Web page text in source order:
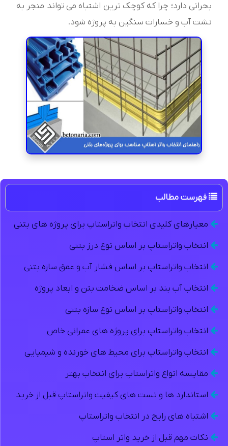
بحرانی دارد؛ چرا که کوچک ترین اشتباه می تواند منجر به
نشت آب و خسارات سنگین به پروژه شود.
فهرست مطالب
معيارهای کليدی انتخاب واتراستاپ برای پروژه های بتنی
انتخاب واتراستاپ بر اساس نوع درز بتنی
انتخاب واتراستاپ بر اساس فشار آب و عمق سازه بتنی
انتخاب آب بند بر اساس ضخامت بتن و ابعاد پروژه
انتخاب واتراستاپ بر اساس نوع سازه بتنی
انتخاب واتراستاپ برای پروژه های عمرانی خاص
انتخاب واتراستاپ برای محيط های خورنده و شيميايی
مقايسه انواع واتراستاپ برای انتخاب بهتر
استاندارد ها و تست های کيفيت واتراستاپ قبل از خريد
اشتباه های رايج در انتخاب واتراستاپ
نکات مهم قبل از خريد واتر استاپ